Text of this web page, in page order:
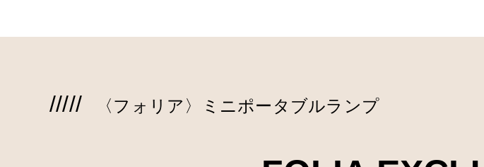
〈フォリア〉ミニポータブルランプ